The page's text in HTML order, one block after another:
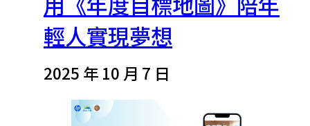
輕人實現夢想
2025 年 10 月 7 日